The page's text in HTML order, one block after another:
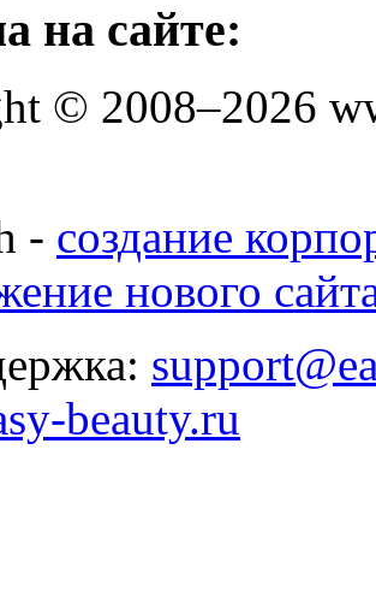
на сайте:
© 2008–2026
- создание
нового
beauty.ru